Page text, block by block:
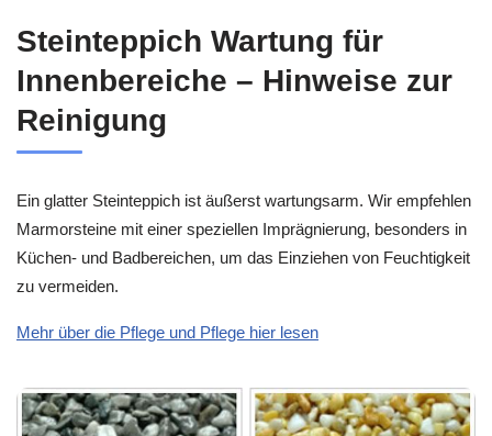
Steinteppich Wartung für
Innenbereiche – Hinweise zur
Reinigung
Ein glatter Steinteppich ist äußerst wartungsarm. Wir empfehlen
Marmorsteine mit einer speziellen Imprägnierung, besonders in
Küchen- und Badbereichen, um das Einziehen von Feuchtigkeit
zu vermeiden.
Mehr über die Pflege und Pflege hier lesen